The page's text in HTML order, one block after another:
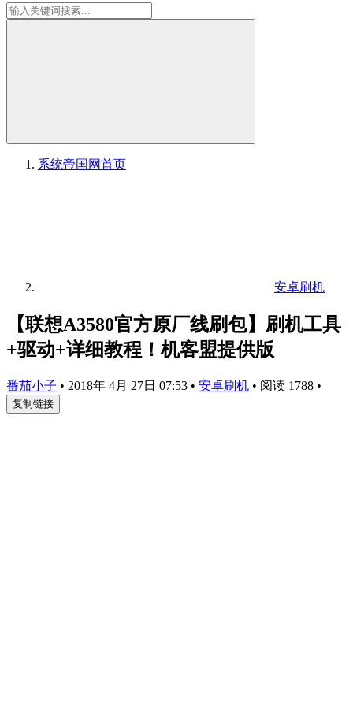
系统帝国网首页
安卓刷机
【联想A3580官方原厂线刷包】刷机工具
+驱动+详细教程！机客盟提供版
番茄小子 • 2018年 4月 27日 07:53 • 安卓刷机 • 阅读 1788 •
复制链接